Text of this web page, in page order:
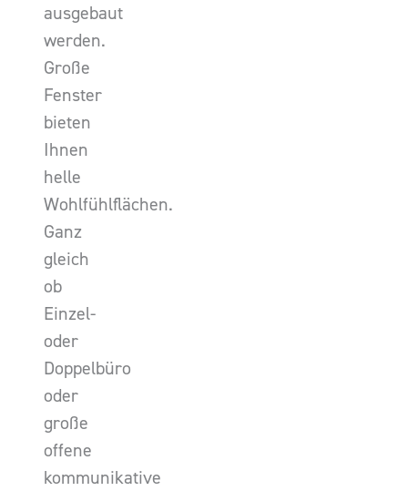
ausgebaut
werden.
Große
Fenster
bieten
Ihnen
helle
Wohlfühlflächen.
Ganz
gleich
ob
Einzel-
oder
Doppelbüro
oder
große
offene
kommunikative